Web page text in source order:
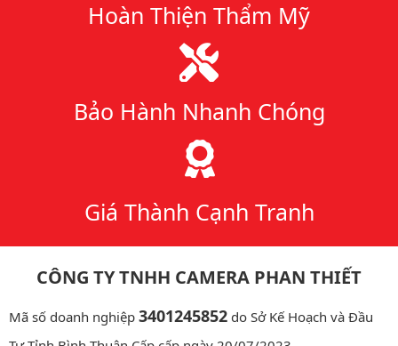
Hoàn Thiện Thẩm Mỹ
Bảo Hành Nhanh Chóng
Giá Thành Cạnh Tranh
CÔNG TY TNHH CAMERA PHAN THIẾT
Mã số doanh nghiệp 3401245852 do Sở Kế Hoạch và Đầu